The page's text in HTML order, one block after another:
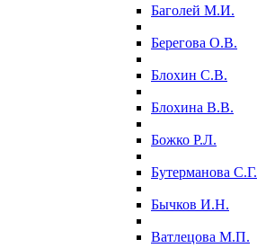
Баголей М.И.
Берегова О.В.
Блохин С.В.
Блохина В.В.
Божко Р.Л.
Бутерманова С.Г.
Бычков И.Н.
Ватлецова М.П.